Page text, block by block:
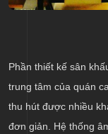
Phần thiết kế sân
trung tâm của quán
thu hút được nhiều
đơn giản. Hệ thống